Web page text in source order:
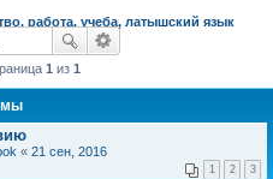
работа, учеба, латышский язык
1 из 1
« 21 сен, 2016
1 2 3